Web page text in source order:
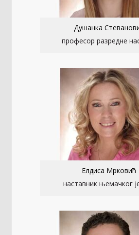
Душанка
професор разредне
Елдиса Мрковић
наставник њемачког